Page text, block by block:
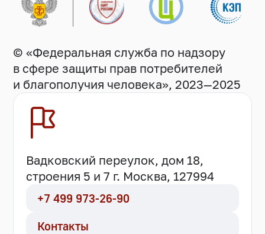
© «Федеральная служба по надзору
в сфере защиты прав потребителей
и благополучия человека», 2023—2025
Вадковский переулок, дом 18,
строения 5 и 7 г. Москва, 127994
+7 499 973-26-90
Контакты